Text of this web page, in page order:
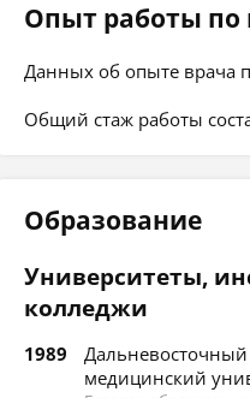
Опыт работы по
Данных об опыте врача
Общий стаж работы
Образование
Университеты,
колледжи
1989
медицинский